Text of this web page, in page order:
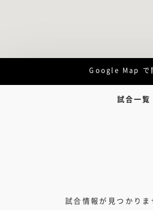
Google Map で
試合一覧
試合情報が見つかりま